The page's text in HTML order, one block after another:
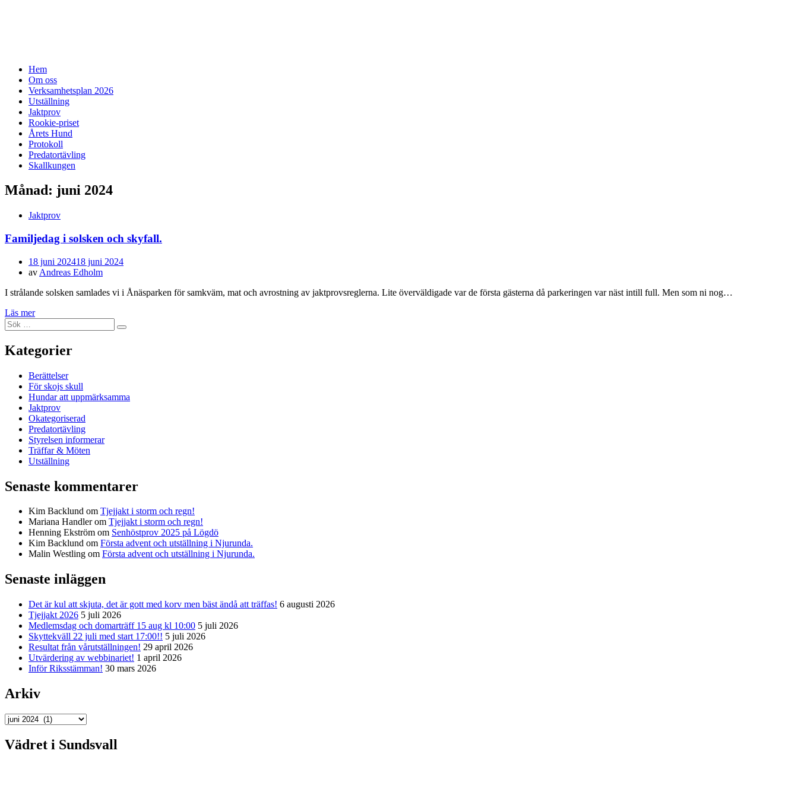
Meny
Hoppa
innehåll
Hem
Om oss
Verksamhetsplan 2026
Utställning
Jaktprov
Rookie-priset
Årets Hund
Protokoll
Predatortävling
Skallkungen
Månad: juni 2024
Jaktprov
Familjedag i solsken och skyfall.
Publicerad
den
18 juni 202418 juni 2024
av Andreas Edholm
I strålande solsken samlades vi i Ånäsparken för samkväm, mat och avrostning av jaktprovsreglerna. Lite överväldigade var de första gästerna då parkeringen var näst intill full. Men som ni nog…
Läs mer
Sök
efter:
Sök
Kategorier
Berättelser
För skojs skull
Hundar att uppmärksamma
Jaktprov
Okategoriserad
Predatortävling
Styrelsen informerar
Träffar & Möten
Utställning
Senaste kommentarer
Kim Backlund om Tjejjakt i storm och regn!
Mariana Handlerom Tjejjakt i storm och regn!
Henning Ekström om Senhöstprov 2025 på Lögdö
Kim Backlund om Första advent och utställning i Njurunda.
Malin Westling om Första advent och utställning i Njurunda.
Senaste inläggen
Det är kul att skjuta, det är gott med korv men bäst ändå att träffas! 6 augusti 2026
Tjejjakt 2026 5 juli 2026
Medlemsdag och domarträff 15 aug kl 10:00 5 juli 2026
Skyttekväll 22 juli med start 17:00!! 5 juli 2026
Resultat från vårutställningen! 29 april 2026
Utvärdering av webbinariet! 1 april 2026
Inför Riksstämman! 30 mars 2026
Arkiv
Arkiv
Vädret i Sundsvall